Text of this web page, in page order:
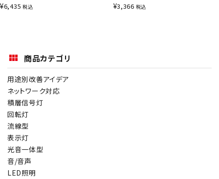
¥6,435 税込
¥3,366 税込
商品カテゴリ
用途別改善アイデア
ネットワーク対応
積層信号灯
回転灯
流線型
表示灯
光音一体型
音/音声
LED照明